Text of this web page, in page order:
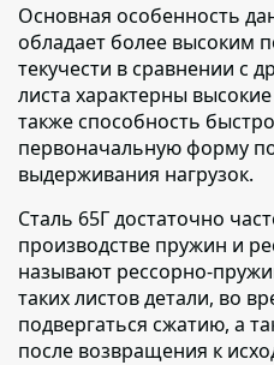
Основная особенность
обладает более высоким
текучести в сравнении с
листа характерны
также способность
первоначальную форму
выдерживания нагрузок.
Сталь 65Г достаточно
производстве пружин и
называют рессорно-
таких листов детали, во
подвергаться сжатию, а
после возвращения к